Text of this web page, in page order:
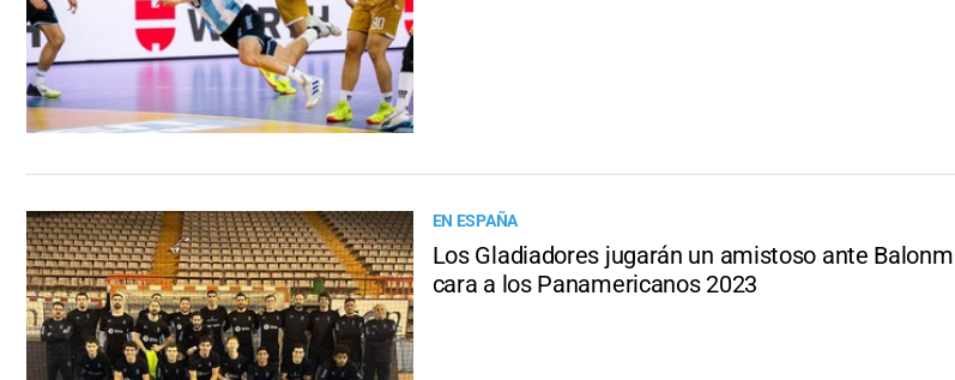
EN ESPAÑA
Los Gladiadores jugarán un amistoso ante
cara a los Panamericanos 2023